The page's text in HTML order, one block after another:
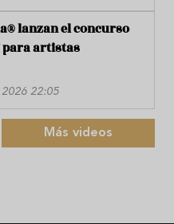
lanzan el concurso
para artistas
2026 22:05
Más videos